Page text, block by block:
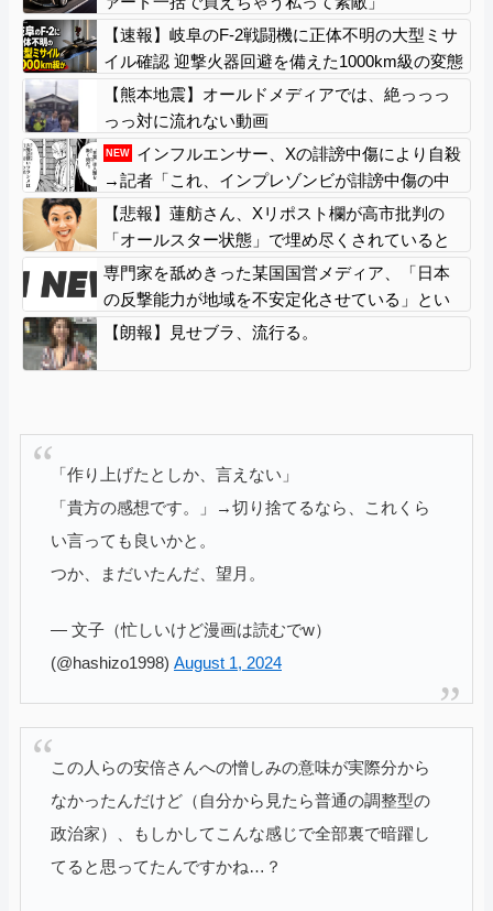
【速報】岐阜のF-2戦闘機に正体不明の大型ミサ
イル確認 迎撃火器回避を備えた1000km級の変態
ミサイルか
【熊本地震】オールドメディアでは、絶っっっ
っっ対に流れない動画
NEW
インフルエンサー、Xの誹謗中傷により自殺
→記者「これ、インプレゾンビが誹謗中傷の中
心じゃね？」→分析していくとヤバイ真実が浮
かび上がる
【悲報】蓮舫さん、Xリポスト欄が高市批判の
「オールスター状態」で埋め尽くされていると
ネットで話題に → ………
専門家を舐めきった某国国営メディア、「日本
の反撃能力が地域を不安定化させている」とい
うストーリーで番組制作を進めようとする
【朗報】見せブラ、流行る。
「作り上げたとしか、言えない」
「貴方の感想です。」→切り捨てるなら、これくら
い言っても良いかと。
つか、まだいたんだ、望月。
— 文子（忙しいけど漫画は読むでw）
(@hashizo1998) August 1, 2024
この人らの安倍さんへの憎しみの意味が実際分から
なかったんだけど（自分から見たら普通の調整型の
政治家）、もしかしてこんな感じで全部裏で暗躍し
てると思ってたんですかね…？